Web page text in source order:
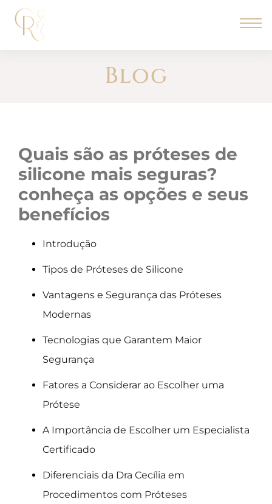
Blog
quais são as próteses de
silicone mais seguras?
conheça as opções e seus
benefícios
Introdução
Tipos de Próteses de Silicone
Vantagens e Segurança das Próteses
Modernas
Tecnologias que Garantem Maior
Segurança
Fatores a Considerar ao Escolher uma
Prótese
A Importância de Escolher um Especialista
Certificado
Diferenciais da Dra Cecília em
Procedimentos com Próteses